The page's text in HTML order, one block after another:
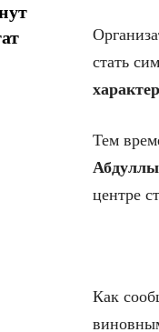
стать
Тем
центре
Как